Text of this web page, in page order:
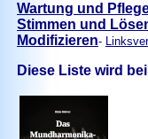
Wartung und
Stimmen und
Modifizieren-
Diese Liste wird